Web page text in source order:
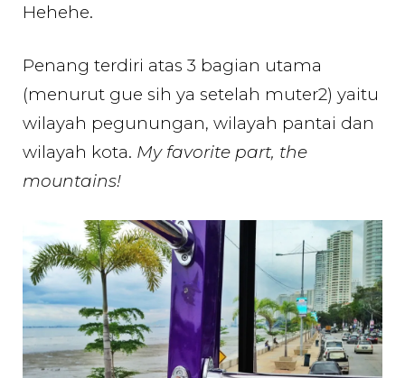
Hehehe.
Penang terdiri atas 3 bagian utama
(menurut gue sih ya setelah muter2) yaitu
wilayah pegunungan, wilayah pantai dan
wilayah kota. My favorite part, the
mountains!